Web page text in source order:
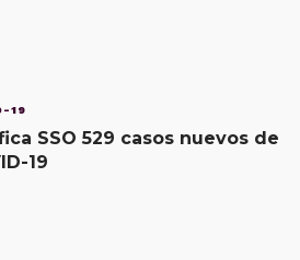
19
SSO 529 casos nuevos de
19